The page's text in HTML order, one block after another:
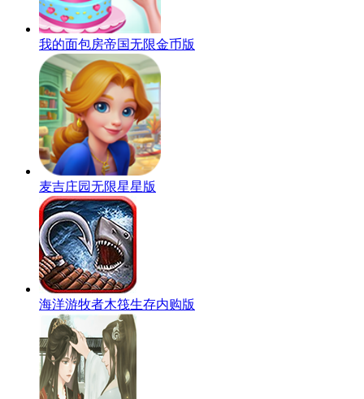
我的面包房帝国无限金币版
麦吉庄园无限星星版
海洋游牧者木筏生存内购版